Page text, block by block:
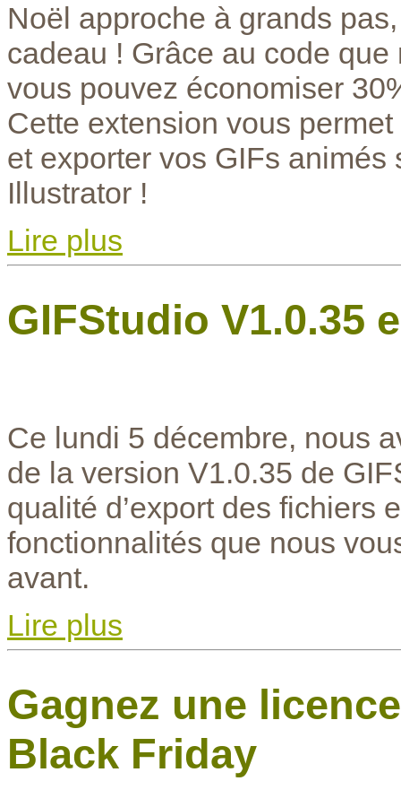
Noël approche à grands
cadeau ! Grâce au code
vous pouvez économiser
Cette extension vous
et exporter vos GIFs
Illustrator !
Lire plus
GIFStudio V1.0.35
Ce lundi 5 décembre, nous
de la version V1.0.35 de
qualité d’export des fichiers
fonctionnalités que nous
avant.
Lire plus
Gagnez une
Black Friday